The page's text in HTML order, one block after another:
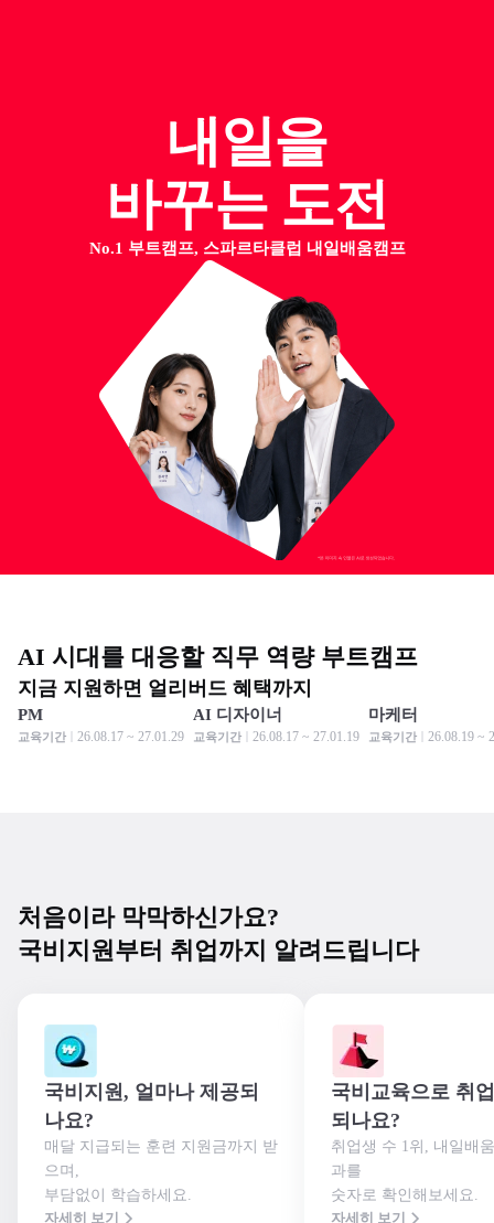
내일을
바꾸는 도전
No.1 부트캠프, 스파르타클럽 내일배움캠프
AI 시대를 대응할 직무 역량 부트캠프
지금 지원하면 얼리버드 혜택까지
모집 중
모집 중
PM
교육기간 26.08.17 ~ 27.01.29
모집 중
모집 중
AI 디자이너
교육기간 26.08.17 ~ 27.01.19
모집 중
모집 중
마케터
교육기간 26.08.19 ~
처음이라 막막하신가요?
국비지원부터 취업까지 알려드립니다
국비지원, 얼마나 제공되
나요?
매달 지급되는 훈련 지원금까지 받
으며,
부담없이 학습하세요.
자세히 보기
국비교육으로 취
되나요?
취업생 수 1위, 내일배
과를
숫자로 확인해보세요.
자세히 보기